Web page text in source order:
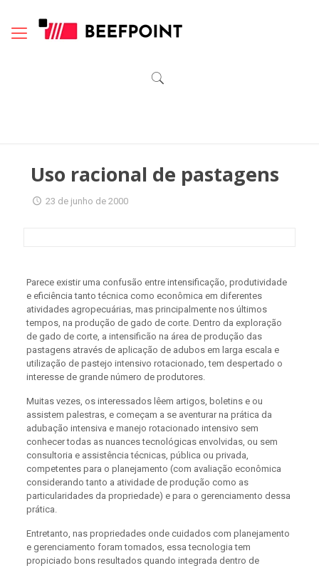
Uso racional de pastagens
23 de junho de 2000
Parece existir uma confusão entre intensificação, produtividade
e eficiência tanto técnica como econômica em diferentes
atividades agropecuárias, mas principalmente nos últimos
tempos, na produção de gado de corte. Dentro da exploração
de gado de corte, a intensificão na área de produção das
pastagens através de aplicação de adubos em larga escala e
utilização de pastejo intensivo rotacionado, tem despertado o
interesse de grande número de produtores.
Muitas vezes, os interessados lêem artigos, boletins e ou
assistem palestras, e começam a se aventurar na prática da
adubação intensiva e manejo rotacionado intensivo sem
conhecer todas as nuances tecnológicas envolvidas, ou sem
consultoria e assistência técnicas, pública ou privada,
competentes para o planejamento (com avaliação econômica
considerando tanto a atividade de produção como as
particularidades da propriedade) e para o gerenciamento dessa
prática.
Entretanto, nas propriedades onde cuidados com planejamento
e gerenciamento foram tomados, essa tecnologia tem
propiciado bons resultados quando integrada dentro de